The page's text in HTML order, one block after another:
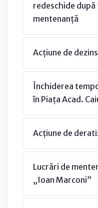
redeschide
mentenanță
Acțiune de
Închiderea
în Piața Acad.
Acțiune de
Lucrări de
„Ioan Marconi”